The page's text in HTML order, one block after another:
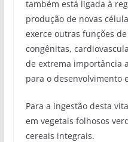
também está ligada à
produção de novas
exerce outras funções
congênitas,
de extrema importância
para o desenvolvimento
Para a ingestão desta
em vegetais folhosos
cereais integrais.